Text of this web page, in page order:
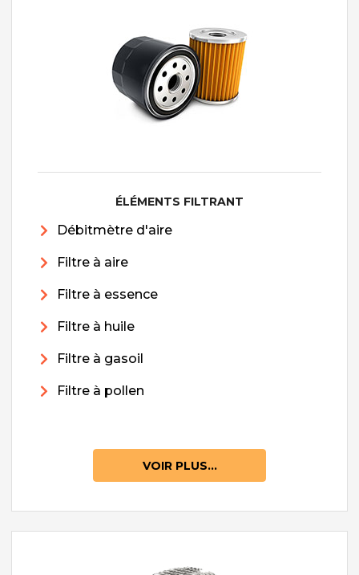
ÉLÉMENTS FILTRANT
Débitmètre d'aire
Filtre à aire
Filtre à essence
Filtre à huile
Filtre à gasoil
Filtre à pollen
VOIR PLUS...